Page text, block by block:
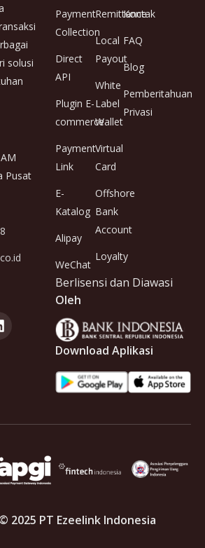
solusi
Pusat
Payment
Collection
Direct
API
Plugin E-
commerce
Payment
Link
E-
Katalog
Alipay
WeChat
Remittance
Local
Payout
White
Label
Wallet
Virtual
Card
Offshore
Bank
Account
Loyalty
Kontak
FAQ
Blog
Pemberitahuan
Privasi
Berlisensi dan Diawasi
Oleh
Download Aplikasi
2025 PT Ezeelink Indonesia